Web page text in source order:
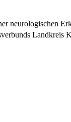
neurologischen
Landkreis